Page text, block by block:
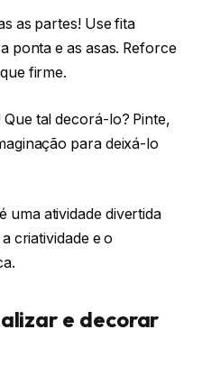
as partes! Use fita
ponta e as asas. Reforce
firme.
tal decorá-lo? Pinte,
para deixá-lo
é uma atividade divertida
criatividade e o
e decorar